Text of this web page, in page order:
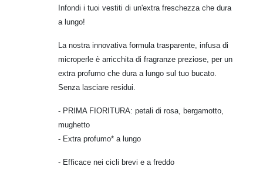
Infondi i tuoi vestiti di un'extra freschezza che dura
a lungo!
La nostra innovativa formula trasparente, infusa di
microperle è arricchita di fragranze preziose, per un
extra profumo che dura a lungo sul tuo bucato.
Senza lasciare residui.
- PRIMA FIORITURA: petali di rosa, bergamotto,
mughetto
- Extra profumo* a lungo
- Efficace nei cicli brevi e a freddo